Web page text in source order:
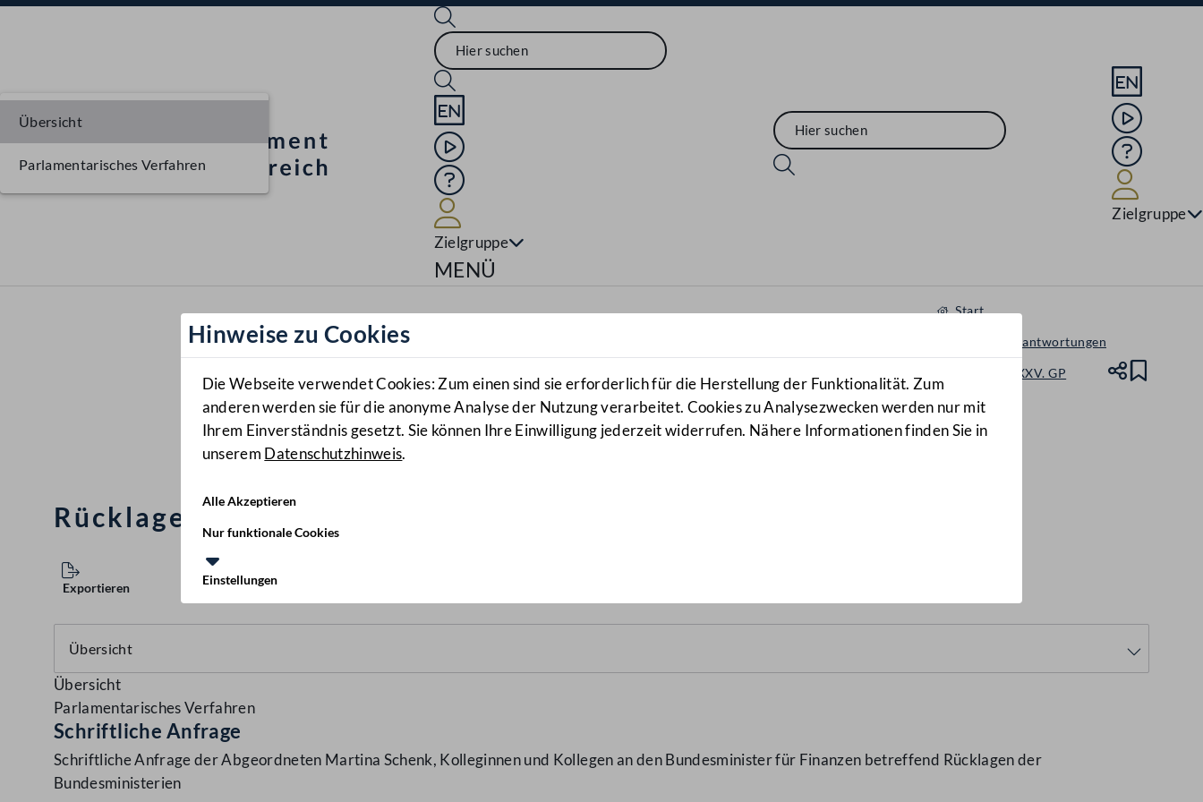
Sprache English
Mediathek
Hilfe
Zielgruppe
Navigationsmenü öffnen
MENÜ
Sprache
Mediathek
Hilfe
Zielgruppe
Hinweise zu Cookies
Die Webseite verwendet Cookies: Zum einen sind sie erforderlich für die Herstellung der Funktionalität. Zum
anderen werden sie für die anonyme Analyse der Nutzung verarbeitet. Cookies zu Analysezwecken werden nur mit
Ihrem Einverständnis gesetzt. Sie können Ihre Einwilligung jederzeit widerrufen. Nähere Informationen finden Sie in
unserem Datenschutzhinweis.
Alle Akzeptieren
Nur funktionale Cookies
Einstellungen
Start
Anfragen & Beantwortungen
Nationalrat - XXV. GP
Anfragen
492/J
Rücklagen der Bundesministerien
Exportieren
Übersicht
Parlamentarisches Verfahren
Übersicht
Parlamentarisches Verfahren
Schriftliche Anfrage
Schriftliche Anfrage der Abgeordneten Martina Schenk, Kolleginnen und Kollegen an den Bundesminister für Finanzen betreffend Rücklagen der
Bundesministerien